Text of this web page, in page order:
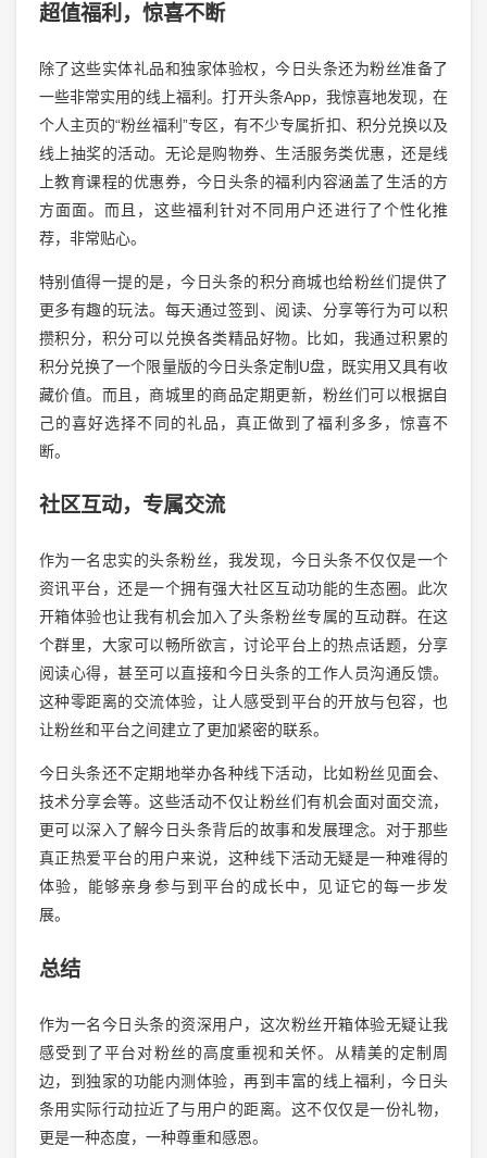
超值福利，惊喜不断
除了这些实体礼品和独家体验权，今日头条还为粉丝准备了
一些非常实用的线上福利。打开头条App，我惊喜地发现，在
个人主页的“粉丝福利”专区，有不少专属折扣、积分兑换以及
线上抽奖的活动。无论是购物券、生活服务类优惠，还是线
上教育课程的优惠券，今日头条的福利内容涵盖了生活的方
方面面。而且，这些福利针对不同用户还进行了个性化推
荐，非常贴心。
特别值得一提的是，今日头条的积分商城也给粉丝们提供了
更多有趣的玩法。每天通过签到、阅读、分享等行为可以积
攒积分，积分可以兑换各类精品好物。比如，我通过积累的
积分兑换了一个限量版的今日头条定制U盘，既实用又具有收
藏价值。而且，商城里的商品定期更新，粉丝们可以根据自
己的喜好选择不同的礼品，真正做到了福利多多，惊喜不
断。
社区互动，专属交流
作为一名忠实的头条粉丝，我发现，今日头条不仅仅是一个
资讯平台，还是一个拥有强大社区互动功能的生态圈。此次
开箱体验也让我有机会加入了头条粉丝专属的互动群。在这
个群里，大家可以畅所欲言，讨论平台上的热点话题，分享
阅读心得，甚至可以直接和今日头条的工作人员沟通反馈。
这种零距离的交流体验，让人感受到平台的开放与包容，也
让粉丝和平台之间建立了更加紧密的联系。
今日头条还不定期地举办各种线下活动，比如粉丝见面会、
技术分享会等。这些活动不仅让粉丝们有机会面对面交流，
更可以深入了解今日头条背后的故事和发展理念。对于那些
真正热爱平台的用户来说，这种线下活动无疑是一种难得的
体验，能够亲身参与到平台的成长中，见证它的每一步发
展。
总结
作为一名今日头条的资深用户，这次粉丝开箱体验无疑让我
感受到了平台对粉丝的高度重视和关怀。从精美的定制周
边，到独家的功能内测体验，再到丰富的线上福利，今日头
条用实际行动拉近了与用户的距离。这不仅仅是一份礼物，
更是一种态度，一种尊重和感恩。